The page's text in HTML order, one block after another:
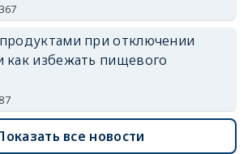
при отключении
как избежать пищевого
все новости